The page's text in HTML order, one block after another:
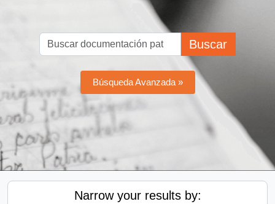
Buscar
Búsqueda Avanzada »
Narrow your results by: